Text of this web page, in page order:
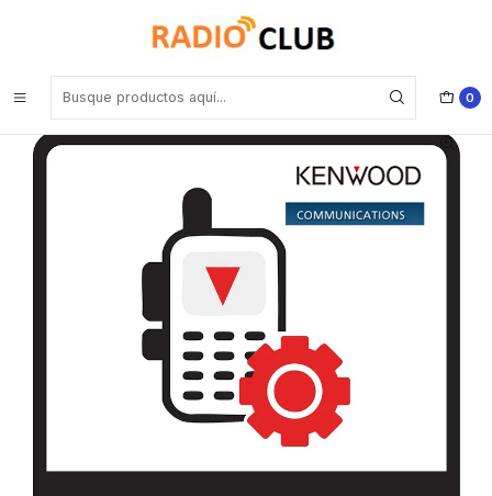
0
Software o Licencia Kenwood
Kenwood KPG-D6K Software de programación para NX-1000
series, disponible 5 a 7 días después de su adquisición Precio con